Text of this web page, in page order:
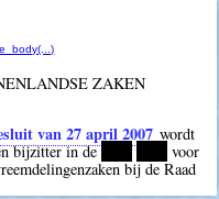
ZAKEN
van 27 april 2007 wordt
bijzitter in de ****
voor
bij de Raad